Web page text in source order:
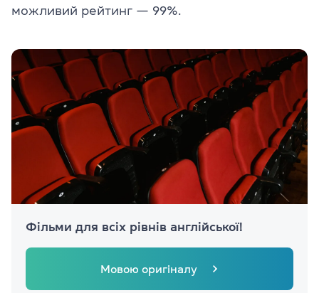
можливий рейтинг — 99%.
Фільми для всіх рівнів англійської!
Мовою оригіналу